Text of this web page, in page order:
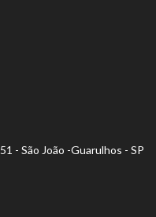
- São João -Guarulhos - SP